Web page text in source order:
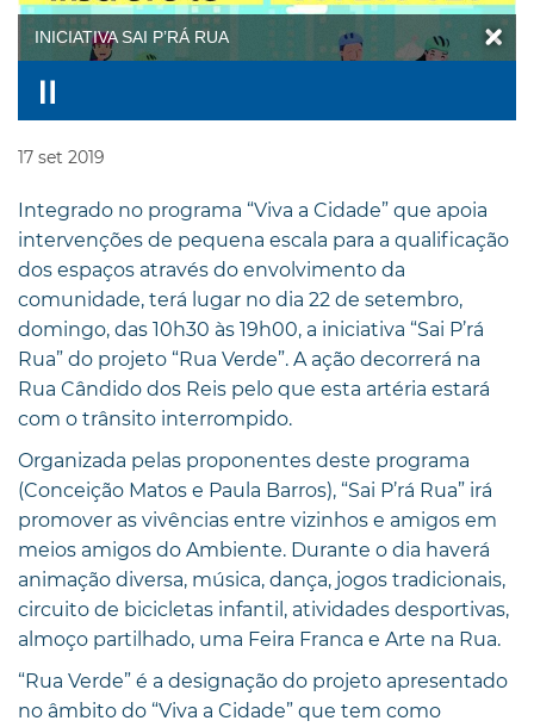
INICIATIVA SAI P’RÁ RUA
17 set 2019
Integrado no programa “Viva a Cidade” que apoia
intervenções de pequena escala para a qualificação
dos espaços através do envolvimento da
comunidade, terá lugar no dia 22 de setembro,
domingo, das 10h30 às 19h00, a iniciativa “Sai P’rá
Rua” do projeto “Rua Verde”. A ação decorrerá na
Rua Cândido dos Reis pelo que esta artéria estará
com o trânsito interrompido.
Organizada pelas proponentes deste programa
(Conceição Matos e Paula Barros), “Sai P’rá Rua” irá
promover as vivências entre vizinhos e amigos em
meios amigos do Ambiente. Durante o dia haverá
animação diversa, música, dança, jogos tradicionais,
circuito de bicicletas infantil, atividades desportivas,
almoço partilhado, uma Feira Franca e Arte na Rua.
“Rua Verde” é a designação do projeto apresentado
no âmbito do “Viva a Cidade” que tem como